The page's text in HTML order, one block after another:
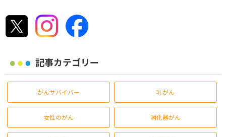
記事カテゴリー
がんサバイバー 乳がん
女性のがん 消化器がん